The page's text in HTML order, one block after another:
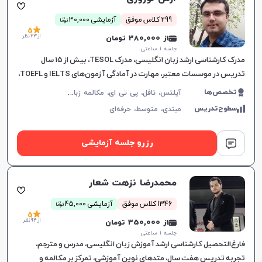
299 کلاس موفق آزمایشی 30,000 توما
ن
از 380,000 تومان
جلسه ۱ ساعتی
5
از 63 نظر
مدرک کارشناسی ارشد زبان انگلیسی، مدرک TESOL، بیش از ۱۵ سال
تدریس در موسسات معتبر، مهارت در آمادگی آزمون‌های IELTS و TOEFL،
آموزش هدفمند برای نیازهای خاص زبان‌آموزان.
تخصص‌ها آ
یلتس، تافل، پی تی ای، مکالمه زبان انگلیسی، زبان انگلیسی عمومی، گرامر زبان انگلیسی، زبان انگلیسی تجاری، زبان انگلیسی آمریکایی، زبان انگلیسی کنکور ارشد، زبان انگلیسی کنکور دکتری، دولینگو، سلپیپ
سطوح‌تدریس مبتدی، متوسط،حرفه‌ای
رزرو جلسه آزمایشی
محمدرضا نزهت شعار
1346 کلاس موفق آزمایشی 45,000 توما
ن
از 350,000 تومان
جلسه ۱ ساعتی
5
از 94 نظر
فارغ‌التحصیل کارشناسی ارشد آموزش زبان انگلیسی، مدرس و مترجم،
تجربه تدریس هفت سال، متدهای نوین آموزشی، تمرکز بر مکالمه و